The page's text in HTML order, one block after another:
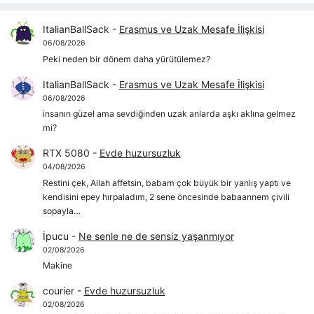
ItalianBallSack - Erasmus ve Uzak Mesafe İlişkisi
06/08/2026
Peki neden bir dönem daha yürütülemez?
ItalianBallSack - Erasmus ve Uzak Mesafe İlişkisi
06/08/2026
insanın güzel ama sevdiğinden uzak anlarda aşkı aklına gelmez
mi?
RTX 5080 - Evde huzursuzluk
04/08/2026
Restini çek, Allah affetsin, babam çok büyük bir yanlış yaptı ve
kendisini epey hırpaladım, 2 sene öncesinde babaannem çivili
sopayla…
İpucu - Ne senle ne de sensiz yaşanmıyor
02/08/2026
Makine
courier- Evde huzursuzluk
02/08/2026